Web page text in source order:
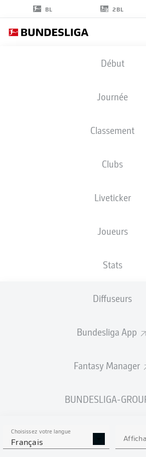
BL 2BL
Début
Journée
Classement
Clubs
Liveticker
Joueurs
Stats
Diffuseurs
Bundesliga App
Fantasy Manager
BUNDESLIGA-
Choisissez votre langue
Français
STATS DE LA
2026/2027